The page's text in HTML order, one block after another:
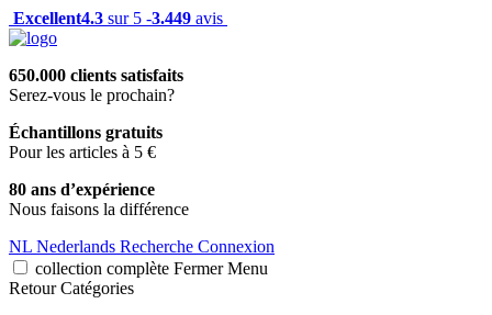
Excellent4.3 sur 5 -3.449 avis
650.000 clients satisfaits
Serez-vous le prochain?
Échantillons gratuits
Pour les articles à 5 €
80 ans d’expérience
Nous faisons la différence
NL Nederlands Recherche Connexion
collection complète Fermer Menu
Retour Catégories